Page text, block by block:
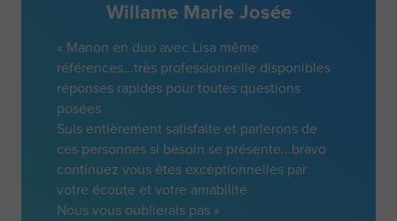
Willame Marie Josée
« Manon en duo avec Lisa même
références...très professionnelle disponibles
réponses rapides pour toutes questions
posées
Suis entièrement satisfaite et parlerons de
ces personnes si besoin se présente...bravo
continuez vous êtes exceptionnelles par
votre écoute et votre amabilité
Nous vous oublierais pas »